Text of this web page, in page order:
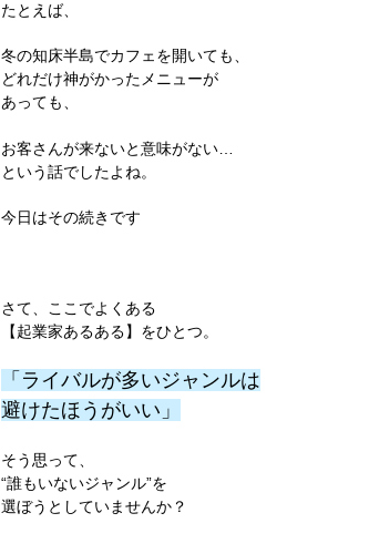
たとえば、
冬の知床半島でカフェを開いても、
どれだけ神がかったメニューが
あっても、
お客さんが来ないと意味がない…
という話でしたよね。
今日はその続きです
さて、ここでよくある
【起業家あるある】をひとつ。
「ライバルが多いジャンルは
避けたほうがいい」
そう思って、
“誰もいないジャンル”を
選ぼうとしていませんか？